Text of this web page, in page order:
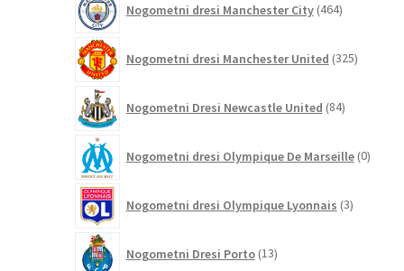
Nogometni dresi Manchester City 464izdelkov
Nogometni dresi Manchester United 325izdelkov
Nogometni Dresi Newcastle United 84izdelkov
Nogometni dresi Olympique De Marseille 0
Nogometni dresi Olympique Lyonnais 3izdelki
Nogometni Dresi Porto 13izdelkov